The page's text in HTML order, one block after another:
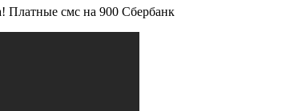
смс на 900 Сбербанк